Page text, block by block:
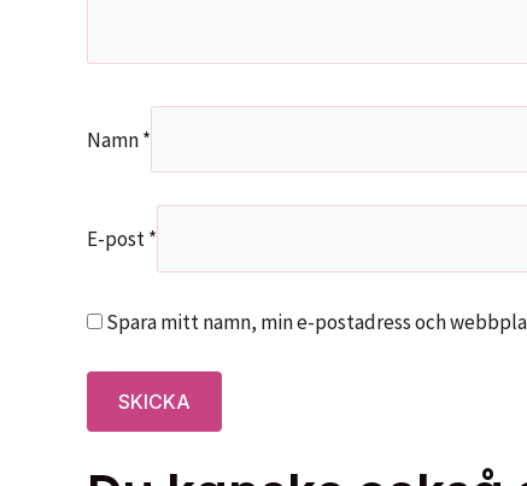
Namn*
E-post*
Spara mitt namn, min e-postadress och